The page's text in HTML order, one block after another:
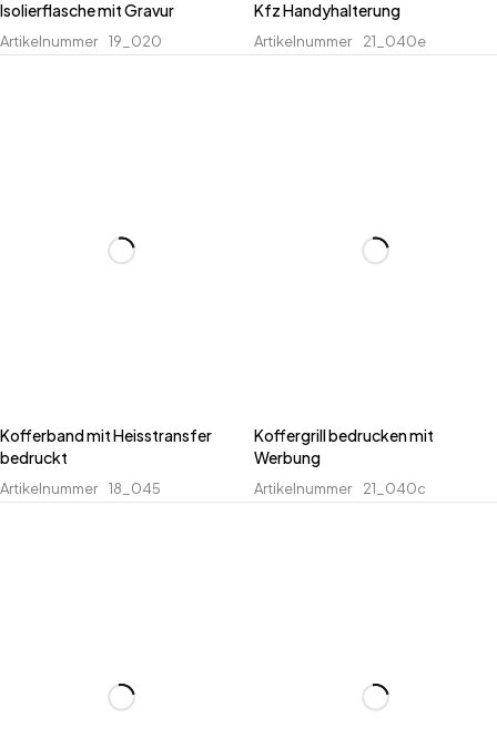
Isolierflasche mit Gravur
Artikelnummer 19_020
Kfz Handyhalterung
Artikelnummer 21_040e
Kofferband mit Heisstransfer
bedruckt
Artikelnummer 18_045
Koffergrill bedrucken mit
Werbung
Artikelnummer 21_040c